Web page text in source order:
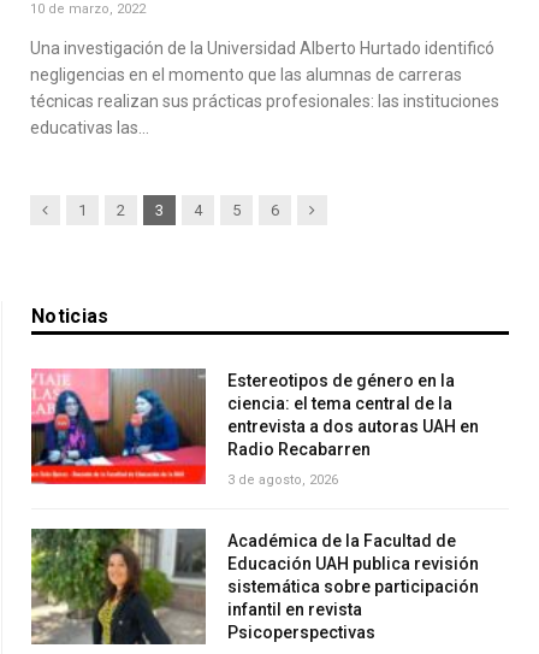
10 de marzo, 2022
Una investigación de la Universidad Alberto Hurtado identificó
negligencias en el momento que las alumnas de carreras
técnicas realizan sus prácticas profesionales: las instituciones
educativas las…
Previous
1 2 3 4 5 6 Next
Noticias
Estereotipos de género en la
ciencia: el tema central de la
entrevista a dos autoras UAH en
Radio Recabarren
3 de agosto, 2026
Académica de la Facultad de
Educación UAH publica revisión
sistemática sobre participación
infantil en revista
Psicoperspectivas